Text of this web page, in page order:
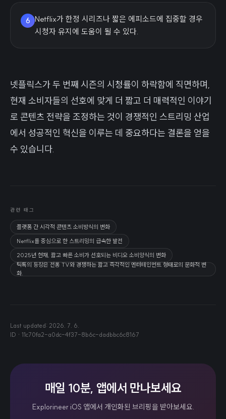
6 Netflix가 한정 시리즈나 짧은 에피소드에 집중할 경우
시청자 유지에 도움이 될 수 있다.
넷플릭스가 두 번째 시즌의 시청률이 하락함에 직면하며,
현재 소비자들의 선호에 맞게 더 짧고 더 매력적인 이야기
로 콘텐츠 전략을 조정하는 것이 경쟁적인 스트리밍 산업
에서 성공적인 혁신을 이루는 데 중요하다는 결론을 얻을
수 있습니다.
관련 태그
플랫폼 간 시각적 콘텐츠 소비방식의 변화
Netflix를 중심으로 한 스트리밍의 급속한 발전
2025년 현재, 짧고 빠른 소비가 선호되는 비디오 소비양식의 변화
틱톡의 등장은 전통 TV와 경쟁하는 짧고 즉각적인 엔터테인먼트 형태로의 문화적 변
화.
Last updated: 2026. 7. 6.
ID · 11c70fa2-a0dc-4f37-8b6c-dadbbc6c8167
매일 10분, 앱에서 만나보세요
Explorineer iOS 앱에서 개인화된 브리핑을 받아보세요.